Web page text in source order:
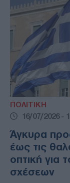
ΠΟΛΙΤΙΚΗ
16/07/2026 -
Άγκυρα
έως τις
οπτική για
σχέσεων